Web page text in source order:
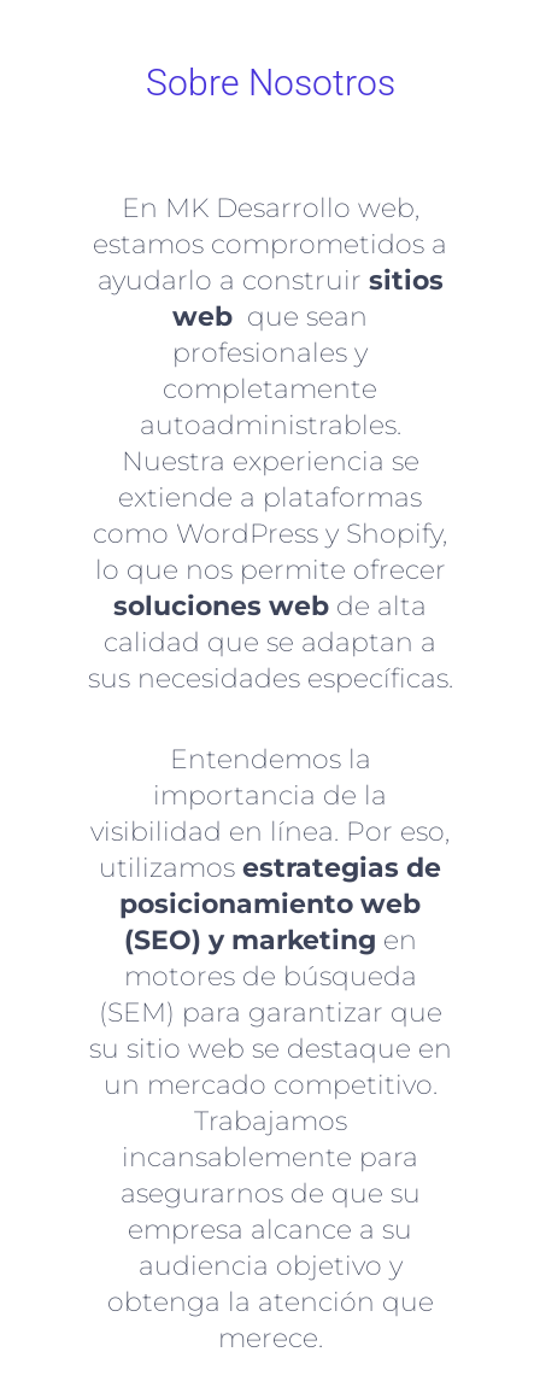
Sobre Nosotros
En MK Desarrollo web,
estamos comprometidos a
ayudarlo a construir sitios
web que sean
profesionales y
completamente
autoadministrables.
Nuestra experiencia se
extiende a plataformas
como WordPress y Shopify,
lo que nos permite ofrecer
soluciones web de alta
calidad que se adaptan a
sus necesidades específicas.
Entendemos la
importancia de la
visibilidad en línea. Por eso,
utilizamos estrategias de
posicionamiento web
(SEO) y marketing en
motores de búsqueda
(SEM) para garantizar que
su sitio web se destaque en
un mercado competitivo.
Trabajamos
incansablemente para
asegurarnos de que su
empresa alcance a su
audiencia objetivo y
obtenga la atención que
merece.